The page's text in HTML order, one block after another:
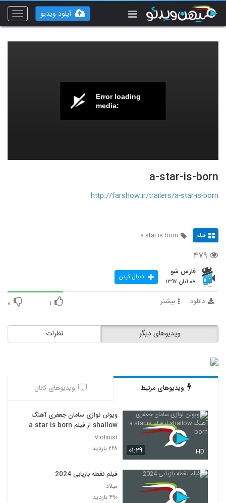
Toggle
آپلود ویدیو
Error loading
media:
a-star-is-born
http://farshow.ir/trailers/a-star-is-born
فیلم a star is born
۴۷۹
فارس شو
۰۸ آبان ۱۳۹۷ دنبال کردن
دانلود بیشتر ۱ ۰
نظرات ویدیوهای دیگر
ویدیوهای مرتبط ویدیوهای کانال
۰۱:۲۹ HD
ویولن نوازی سامان جعفری آهنگ
shallow از فیلم a star is born
Violinist
۲۶۸ بازدید
فیلم نقطه بازیابی 2024
میلاد
۴۹۰ بازدید